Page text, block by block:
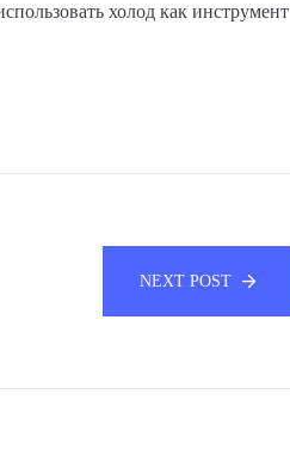
холод как инструмент
NEXT POST